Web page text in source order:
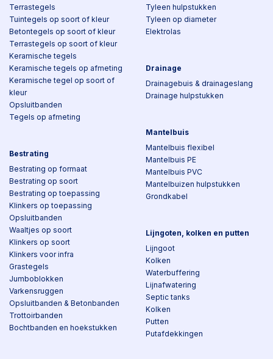
Terrastegels
Tuintegels op soort of kleur
Betontegels op soort of kleur
Terrastegels op soort of kleur
Keramische tegels
Keramische tegels op afmeting
Keramische tegel op soort of
kleur
Opsluitbanden
Tegels op afmeting
Bestrating
Bestrating op formaat
Bestrating op soort
Bestrating op toepassing
Klinkers op toepassing
Opsluitbanden
Waaltjes op soort
Klinkers op soort
Klinkers voor infra
Grastegels
Jumboblokken
Varkensruggen
Opsluitbanden & Betonbanden
Trottoirbanden
Bochtbanden en hoekstukken
Tyleen hulpstukken
Tyleen op diameter
Elektrolas
Drainage
Drainagebuis & drainageslang
Drainage hulpstukken
Mantelbuis
Mantelbuis flexibel
Mantelbuis PE
Mantelbuis PVC
Mantelbuizen hulpstukken
Grondkabel
Lijngoten, kolken en putten
Lijngoot
Kolken
Waterbuffering
Lijnafwatering
Septic tanks
Kolken
Putten
Putafdekkingen